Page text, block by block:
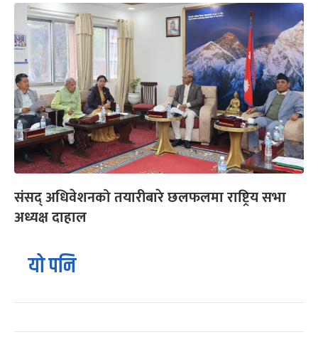
संसद् अधिवेशनको तयारीबारे छलफलमा राष्ट्रिय सभा
अध्यक्ष दाहाल
यो पनि